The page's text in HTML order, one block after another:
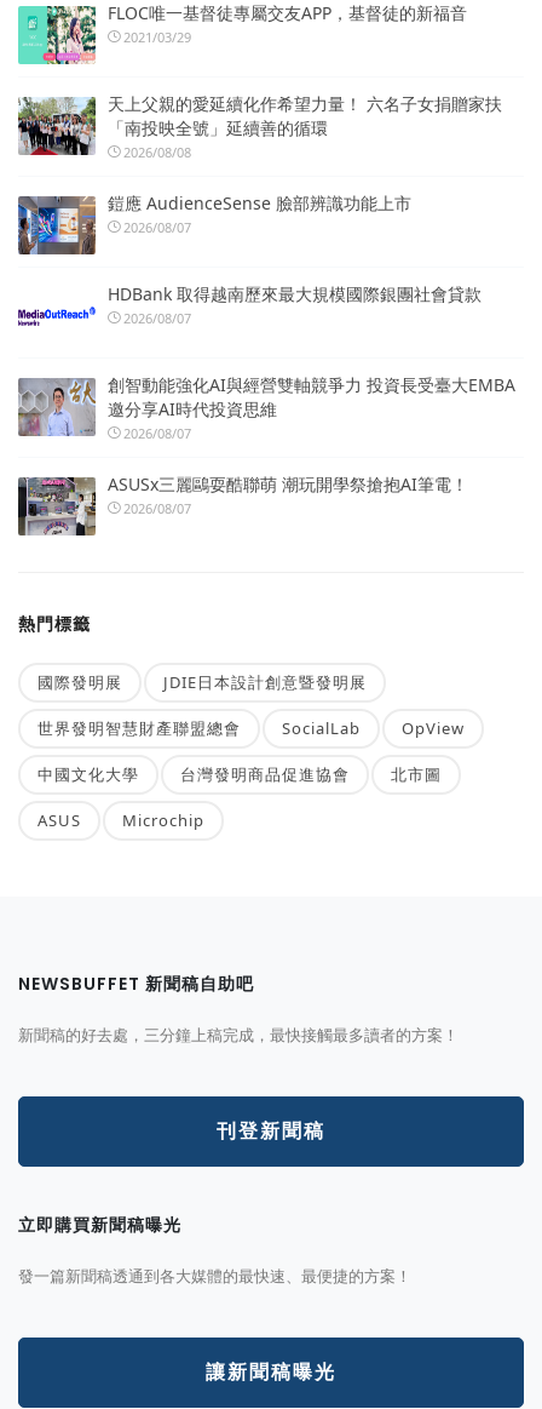
FLOC唯一基督徒專屬交友APP，基督徒的新福音
2021/03/29
天上父親的愛延續化作希望力量！ 六名子女捐贈家扶
「南投映全號」延續善的循環
2026/08/08
鎧應 AudienceSense 臉部辨識功能上市
2026/08/07
HDBank 取得越南歷來最大規模國際銀團社會貸款
2026/08/07
創智動能強化AI與經營雙軸競爭力 投資長受臺大EMBA
邀分享AI時代投資思維
2026/08/07
ASUSx三麗鷗耍酷聯萌 潮玩開學祭搶抱AI筆電！
2026/08/07
熱門標籤
國際發明展 JDIE日本設計創意暨發明展
世界發明智慧財產聯盟總會 SocialLab OpView
中國文化大學 台灣發明商品促進協會 北市圖
ASUS Microchip
NEWSBUFFET 新聞稿自助吧
新聞稿的好去處，三分鐘上稿完成，最快接觸最多讀者的方案！
刊登新聞稿
立即購買新聞稿曝光
發一篇新聞稿透通到各大媒體的最快速、最便捷的方案！
讓新聞稿曝光